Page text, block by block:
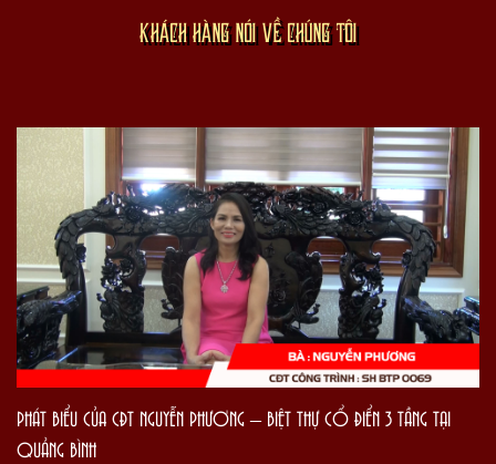
KHÁCH HÀNG NÓI VỀ CHÚNG TÔI
PHÁT BIỂU CỦA CĐT NGUYỄN PHƯƠNG – BIỆT THỰ CỔ ĐIỂN 3 TẦNG TẠI
QUẢNG BÌNH